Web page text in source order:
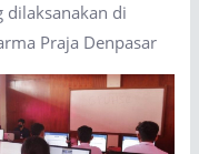
dilaksanakan di
Praja Denpasar